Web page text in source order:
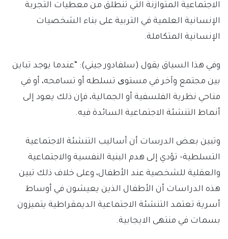
الاجتماعية المتوازنة التي تنطلق من معطيات التجربة
الإنسانية العلمية في التربية على بناء الشخصيات
الإنسانية المتكاملة.
وفي هذا السياق يقول (سلفادور جيني): “عندما يوجد تباين
بين مجتمع وآخر في مستوی تسلطه أو تسامحه، أو في
مناحي نظرية الفلسفية أو الجمالية، فإن ذلك يعود إلى
أنماط التنشئة الاجتماعية السائدة فيه.
وتبين بعض الدرسات أن أساليب التنشئة الاجتماعية
التسلطية- تؤدي إلى هدم البنية النفسية والاجتماعية
والعقلية للشخصية عند الأطفال، وعلى خلاف ذلك تبين
هذه الدراسات أن الأطفال الذين يعيشون في أوساط
أسرية تعتمد التنشئة الاجتماعية الديمقراطية يتميزون
بسمات في منتهى الايجابية.